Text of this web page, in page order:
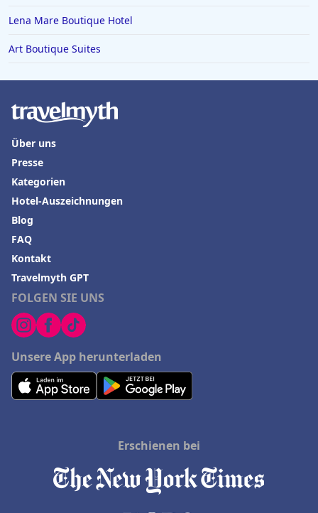
Lena Mare Boutique Hotel
Art Boutique Suites
FOLGEN SIE UNS
Unsere App herunterladen
Über uns
Presse
Kategorien
Hotel-Auszeichnungen
Blog
FAQ
Kontakt
Travelmyth GPT
Erschienen bei